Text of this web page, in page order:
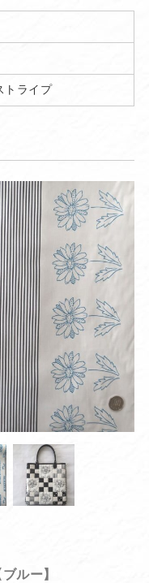
トライプ
ルー】